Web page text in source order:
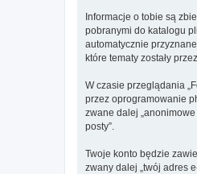
Informacje o tobie są
pobranymi do katalogu
automatycznie
które tematy zostały
W czasie przeglądania
przez oprogramowanie
zwane dalej
posty”.
Twoje konto będzie
zwany dalej „twój adres